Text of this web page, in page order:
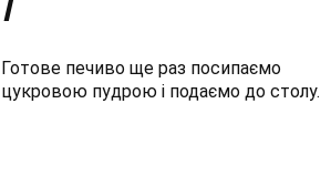
Готове печиво ще раз посипаємо
цукровою пудрою і подаємо до столу.